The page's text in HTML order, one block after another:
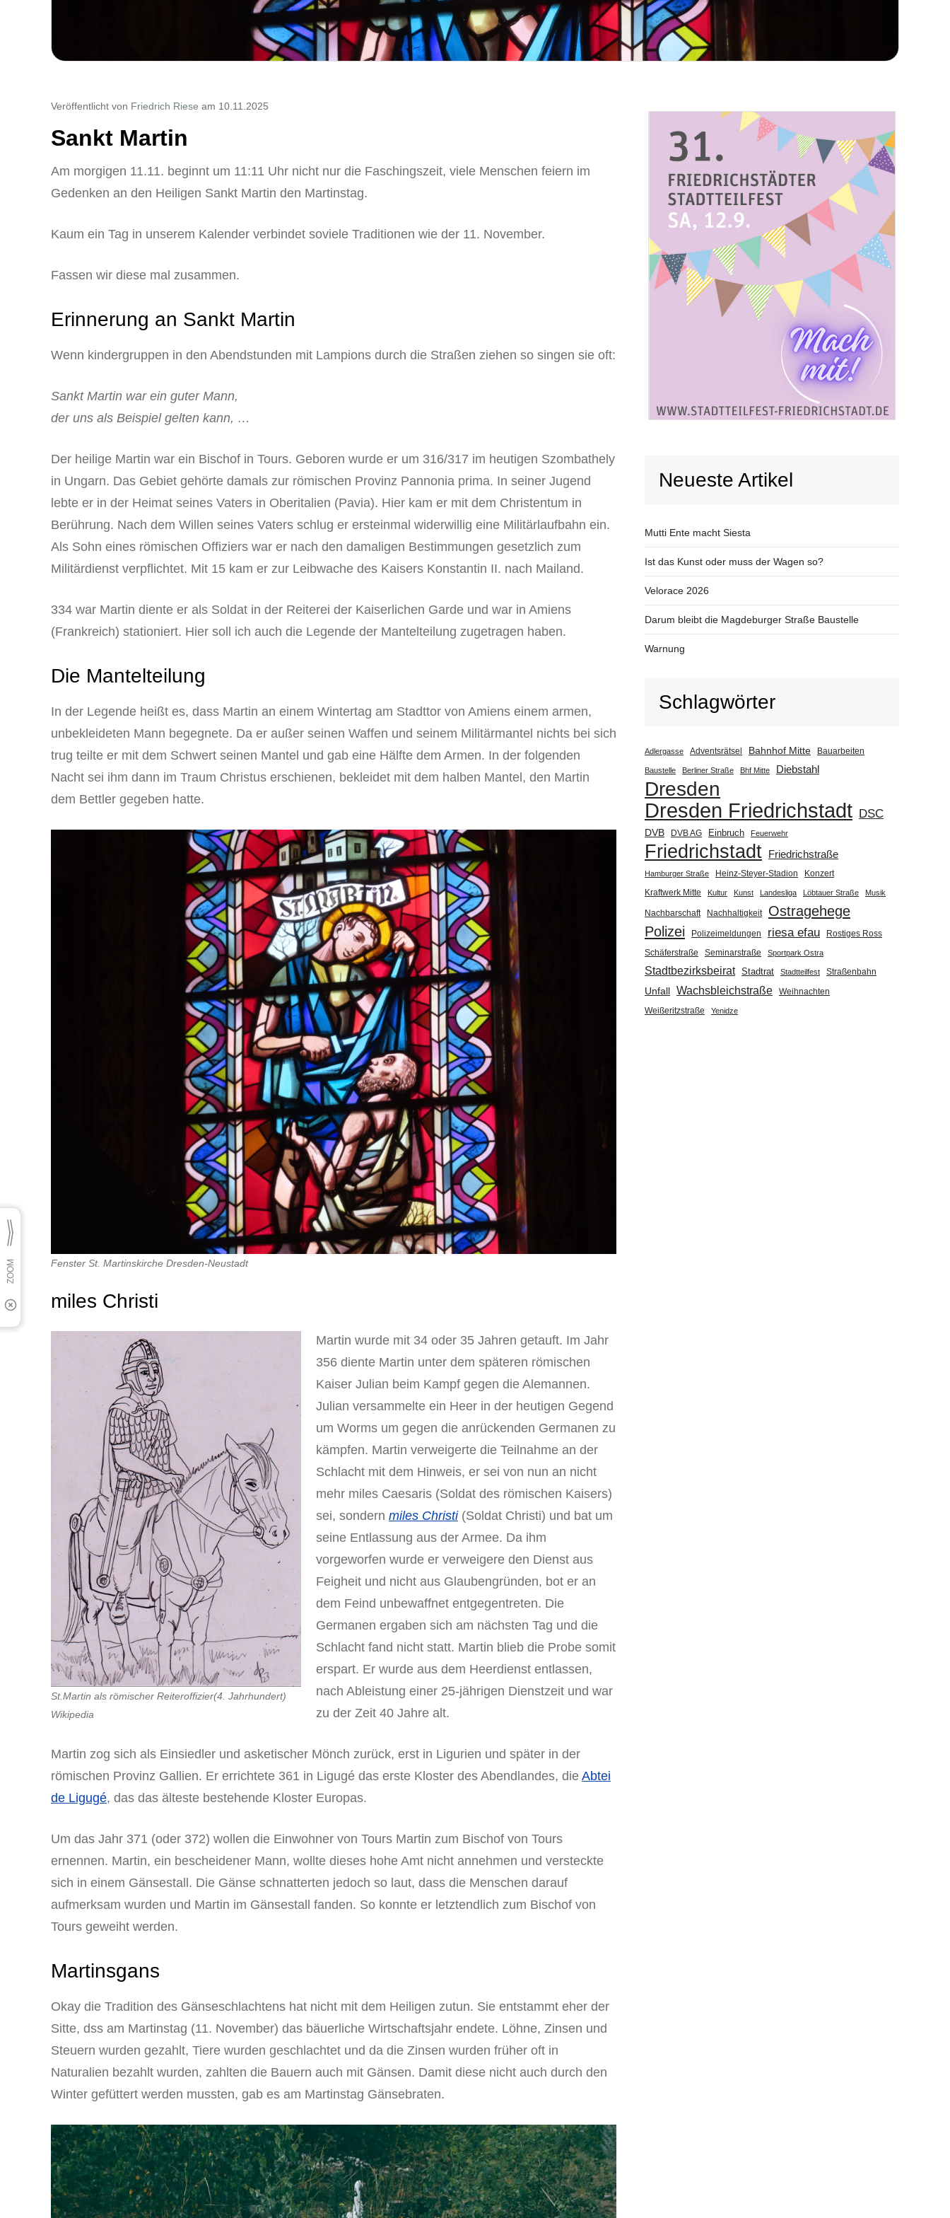
Veröffentlicht von Friedrich Riese am 10.11.2025
Sankt Martin
Am morgigen 11.11. beginnt um 11:11 Uhr nicht nur die Faschingszeit, viele Menschen feiern im
Gedenken an den Heiligen Sankt Martin den Martinstag.
Kaum ein Tag in unserem Kalender verbindet soviele Traditionen wie der 11. November.
Fassen wir diese mal zusammen.
Erinnerung an Sankt Martin
Wenn kindergruppen in den Abendstunden mit Lampions durch die Straßen ziehen so singen sie oft:
Sankt Martin war ein guter Mann,
der uns als Beispiel gelten kann, …
Der heilige Martin war ein Bischof in Tours. Geboren wurde er um 316/317 im heutigen Szombathely
in Ungarn. Das Gebiet gehörte damals zur römischen Provinz Pannonia prima. In seiner Jugend
lebte er in der Heimat seines Vaters in Oberitalien (Pavia). Hier kam er mit dem Christentum in
Berührung. Nach dem Willen seines Vaters schlug er ersteinmal widerwillig eine Militärlaufbahn ein.
Als Sohn eines römischen Offiziers war er nach den damaligen Bestimmungen gesetzlich zum
Militärdienst verpflichtet. Mit 15 kam er zur Leibwache des Kaisers Konstantin II. nach Mailand.
334 war Martin diente er als Soldat in der Reiterei der Kaiserlichen Garde und war in Amiens
(Frankreich) stationiert. Hier soll ich auch die Legende der Mantelteilung zugetragen haben.
Die Mantelteilung
In der Legende heißt es, dass Martin an einem Wintertag am Stadttor von Amiens einem armen,
unbekleideten Mann begegnete. Da er außer seinen Waffen und seinem Militärmantel nichts bei sich
trug teilte er mit dem Schwert seinen Mantel und gab eine Hälfte dem Armen. In der folgenden
Nacht sei ihm dann im Traum Christus erschienen, bekleidet mit dem halben Mantel, den Martin
dem Bettler gegeben hatte.
Fenster St. Martinskirche Dresden-Neustadt
miles Christi
St.Martin als römischer Reiteroffizier(4. Jahrhundert)
Wikipedia
Martin wurde mit 34 oder 35 Jahren getauft. Im Jahr
356 diente Martin unter dem späteren römischen
Kaiser Julian beim Kampf gegen die Alemannen.
Julian versammelte ein Heer in der heutigen Gegend
um Worms um gegen die anrückenden Germanen zu
kämpfen. Martin verweigerte die Teilnahme an der
Schlacht mit dem Hinweis, er sei von nun an nicht
mehr miles Caesaris (Soldat des römischen Kaisers)
sei, sondern miles Christi(Soldat Christi) und bat um
seine Entlassung aus der Armee. Da ihm
vorgeworfen wurde er verweigere den Dienst aus
Feigheit und nicht aus Glaubengründen, bot er an
dem Feind unbewaffnet entgegentreten. Die
Germanen ergaben sich am nächsten Tag und die
Schlacht fand nicht statt. Martin blieb die Probe somit
erspart. Er wurde aus dem Heerdienst entlassen,
nach Ableistung einer 25-jährigen Dienstzeit und war
zu der Zeit 40 Jahre alt.
Martin zog sich als Einsiedler und asketischer Mönch zurück, erst in Ligurien und später in der
römischen Provinz Gallien. Er errichtete 361 in Ligugé das erste Kloster des Abendlandes, die Abtei
de Ligugé, das das älteste bestehende Kloster Europas.
Um das Jahr 371 (oder 372) wollen die Einwohner von Tours Martin zum Bischof von Tours
ernennen. Martin, ein bescheidener Mann, wollte dieses hohe Amt nicht annehmen und versteckte
sich in einem Gänsestall. Die Gänse schnatterten jedoch so laut, dass die Menschen darauf
aufmerksam wurden und Martin im Gänsestall fanden. So konnte er letztendlich zum Bischof von
Tours geweiht werden.
Martinsgans
Okay die Tradition des Gänseschlachtens hat nicht mit dem Heiligen zutun. Sie entstammt eher der
Sitte, dss am Martinstag (11. November) das bäuerliche Wirtschaftsjahr endete. Löhne, Zinsen und
Steuern wurden gezahlt, Tiere wurden geschlachtet und da die Zinsen wurden früher oft in
Naturalien bezahlt wurden, zahlten die Bauern auch mit Gänsen. Damit diese nicht auch durch den
Winter gefüttert werden mussten, gab es am Martinstag Gänsebraten.
Neueste Artikel
Mutti Ente macht Siesta
Ist das Kunst oder muss der Wagen so?
Velorace 2026
Darum bleibt die Magdeburger Straße Baustelle
Warnung
Schlagwörter
Adlergasse Adventsrätsel Bahnhof Mitte Bauarbeiten
Baustelle Berliner Straße Bhf Mitte Diebstahl
Dresden
Dresden Friedrichstadt DSC
DVB DVB AG Einbruch Feuerwehr
Friedrichstadt Friedrichstraße
Hamburger Straße Heinz-Steyer-Stadion
Konzert
Kraftwerk Mitte
Kultur Kunst Landesliga Löbtauer Straße Musik
Nachbarschaft Nachhaltigkeit
Ostragehege
Polizei
Polizeimeldungen riesa efau Rostiges Ross
Schäferstraße Seminarstraße Sportpark Ostra
Stadtbezirksbeirat Stadtrat Stadtteilfest Straßenbahn
Unfall Wachsbleichstraße
Weihnachten
Weißeritzstraße
Yenidze